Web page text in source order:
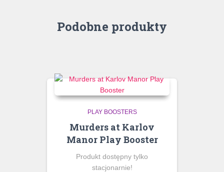
Podobne produkty
PLAY BOOSTERS
Murders at Karlov
Manor Play Booster
Produkt dostępny tylko
stacjonarnie!